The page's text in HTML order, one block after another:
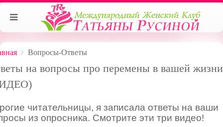
Вопросы-Ответы
на вопросы про перемены в вашей жизни
читательницы, я записала ответы на ваши
из опросника. Смотрите эти три видео!